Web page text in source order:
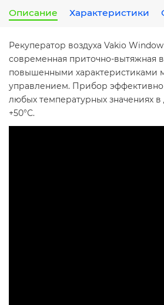
Описание Характеристики
Рекуператор воздуха Vakio
современная приточно-вытяжная
повышенными характеристиками
управлением. Прибор эффективно
любых температурных значениях в
+50°С.